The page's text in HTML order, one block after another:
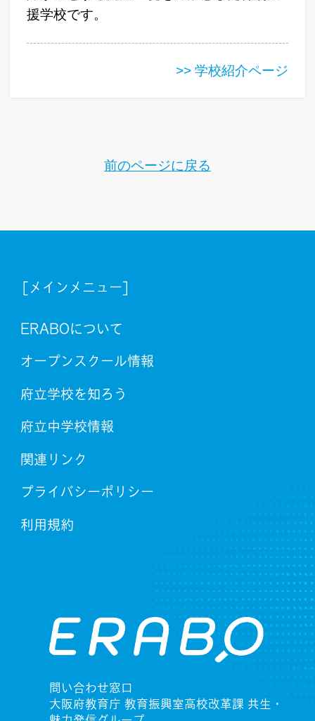
援学校です。
>> 学校紹介ページ
前のページに戻る
[メインメニュー]
ERABOについて
オープンスクール情報
府立学校を知ろう
府立中学校情報
関連リンク
プライバシーポリシー
利用規約
問い合わせ窓口
大阪府教育庁 教育振興室高校改革課 共生・